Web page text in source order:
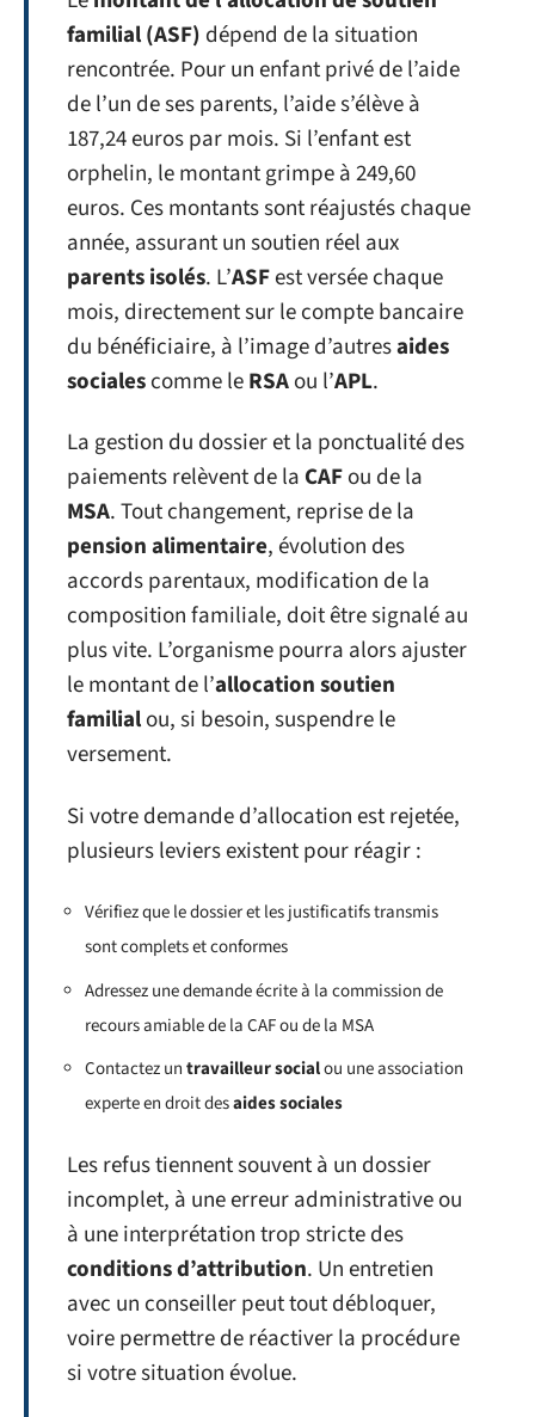
familial (ASF) dépend de la situation
rencontrée. Pour un enfant privé de l’aide
de l’un de ses parents, l’aide s’élève à
187,24 euros par mois. Si l’enfant est
orphelin, le montant grimpe à 249,60
euros. Ces montants sont réajustés chaque
année, assurant un soutien réel aux
parents isolés. L’ASFest versée chaque
mois, directement sur le compte bancaire
du bénéficiaire, à l’image d’autresaides
socialescomme leRSAou l’APL.
La gestion du dossier et la ponctualité des
paiements relèvent de la CAFou de la
MSA. Tout changement, reprise de la
pension alimentaire, évolution des
accords parentaux, modification de la
composition familiale, doit être signalé au
plus vite. L’organisme pourra alors ajuster
le montant de l’allocation soutien
familialou, si besoin, suspendre le
versement.
Si votre demande d’allocation est rejetée,
plusieurs leviers existent pour réagir :
Vérifiez que le dossier et les justificatifs transmis
sont complets et conformes
Adressez une demande écrite à la commission de
recours amiable de la CAF ou de la MSA
Contactez untravailleur socialou une association
experte en droit desaides sociales
Les refus tiennent souvent à un dossier
incomplet, à une erreur administrative ou
à une interprétation trop stricte des
conditions d’attribution. Un entretien
avec un conseiller peut tout débloquer,
voire permettre de réactiver la procédure
si votre situation évolue.